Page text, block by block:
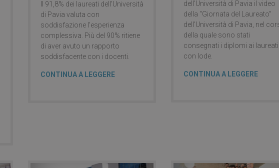
Il 91,8% dei laureati dell’Università
di Pavia valuta con
soddisfazione l’esperienza
complessiva. Più del 90% ritiene
di aver avuto un rapporto
soddisfacente con i docenti.
CONTINUA A LEGGERE
dell’Università di Pavia il video
della “Giornata del Laureato”
dell’Università di Pavia, nel
della quale sono stati
consegnati i diplomi ai laureati
con lode.
CONTINUA A LEGGERE